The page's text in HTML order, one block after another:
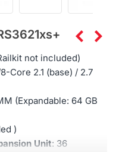
not included)
-Core 2.1 (base) / 2.7
(Expandable: 64 GB
)
Unit: 36